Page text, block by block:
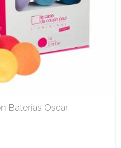
Baterías Oscar